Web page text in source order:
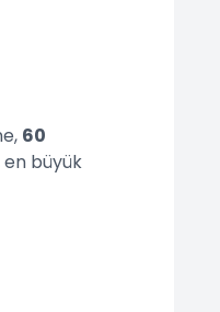
60
büyük